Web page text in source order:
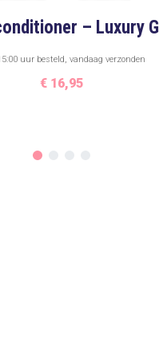
uur besteld, vandaag verzonden
€ 16,95